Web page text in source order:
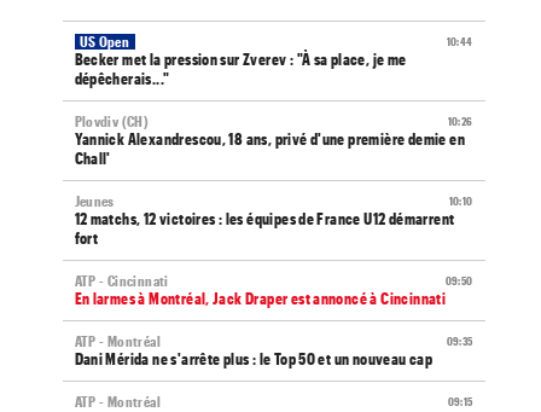
10:44
US Open
Becker met la pression sur Zverev : "À sa place, je me
dépêcherais..."
10:26
Plovdiv (CH)
Yannick Alexandrescou, 18 ans, privé d'une première demie en
Chall'
10:10
Jeunes
12 matchs, 12 victoires : les équipes de France U12 démarrent
fort
09:50
ATP - Cincinnati
En larmes à Montréal, Jack Draper est annoncé à Cincinnati
09:35
ATP - Montréal
Dani Mérida ne s'arrête plus : le Top 50 et un nouveau cap
09:15
ATP - Montréal